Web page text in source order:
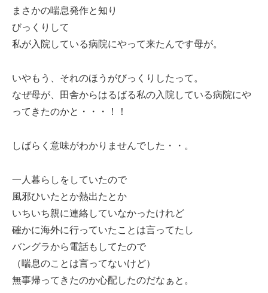
まさかの喘息発作と知り
びっくりして
私が入院している病院にやって来たんです母が。
いやもう、それのほうがびっくりしたって。
なぜ母が、田舎からはるばる私の入院している病院にや
ってきたのかと・・・！！
しばらく意味がわかりませんでした・・。
一人暮らしをしていたので
風邪ひいたとか熱出たとか
いちいち親に連絡していなかったけれど
確かに海外に行っていたことは言ってたし
バングラから電話もしてたので
（喘息のことは言ってないけど）
無事帰ってきたのか心配したのだなぁと。